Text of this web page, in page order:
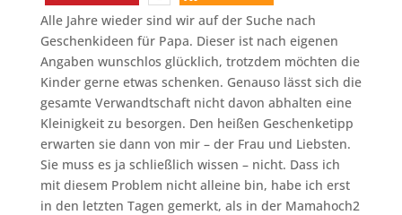
Alle Jahre wieder sind wir auf der Suche nach
Geschenkideen für Papa. Dieser ist nach eigenen
Angaben wunschlos glücklich, trotzdem möchten die
Kinder gerne etwas schenken. Genauso lässt sich die
gesamte Verwandtschaft nicht davon abhalten eine
Kleinigkeit zu besorgen. Den heißen Geschenketipp
erwarten sie dann von mir – der Frau und Liebsten.
Sie muss es ja schließlich wissen – nicht. Dass ich
mit diesem Problem nicht alleine bin, habe ich erst
in den letzten Tagen gemerkt, als in der Mamahoch2